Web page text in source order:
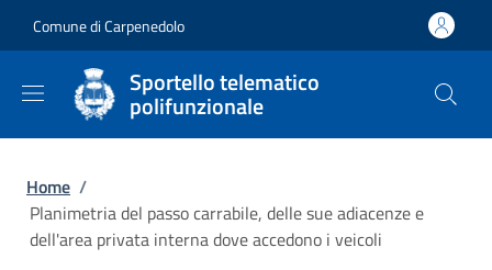
Comune di Carpenedolo
Sportello telematico
polifunzionale
Briciole di pane
Home /
Planimetria del passo carrabile, delle sue adiacenze e
dell'area privata interna dove accedono i veicoli